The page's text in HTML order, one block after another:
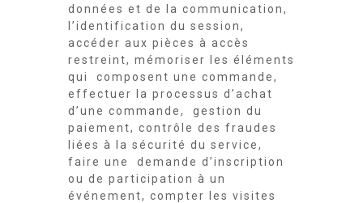
données et de la communication,
l’identification du session,
accéder aux pièces à accès
restreint, mémoriser les éléments
qui composent une commande,
effectuer la processus d’achat
d’une commande, gestion du
paiement, contrôle des fraudes
liées à la sécurité du service,
faire une demande d’inscription
ou de participation à un
événement, compter les visites